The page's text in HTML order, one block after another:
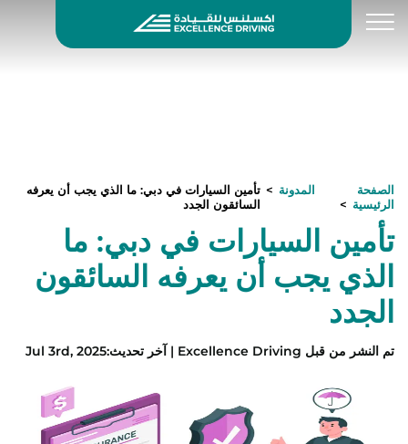
الصفحة
الرئيسية
المدونة
تأمين السيارات في دبي: ما الذي يجب أن يعرفه
السائقون الجدد
تأمين السيارات في دبي: ما
الذي يجب أن يعرفه السائقون
الجدد
تم النشر من قبل Excellence Driving
| آخر تحديث:
Jul 3rd, 2025